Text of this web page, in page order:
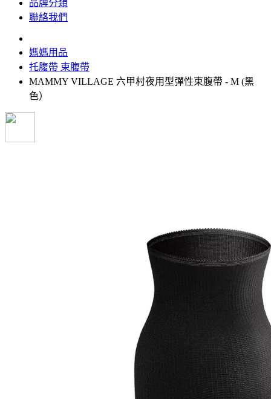
品牌分類
聯絡我們
媽媽用品
托腹帶 束腹帶
MAMMY VILLAGE 六甲村夜用型彈性束腹帶 - M (黑
色）